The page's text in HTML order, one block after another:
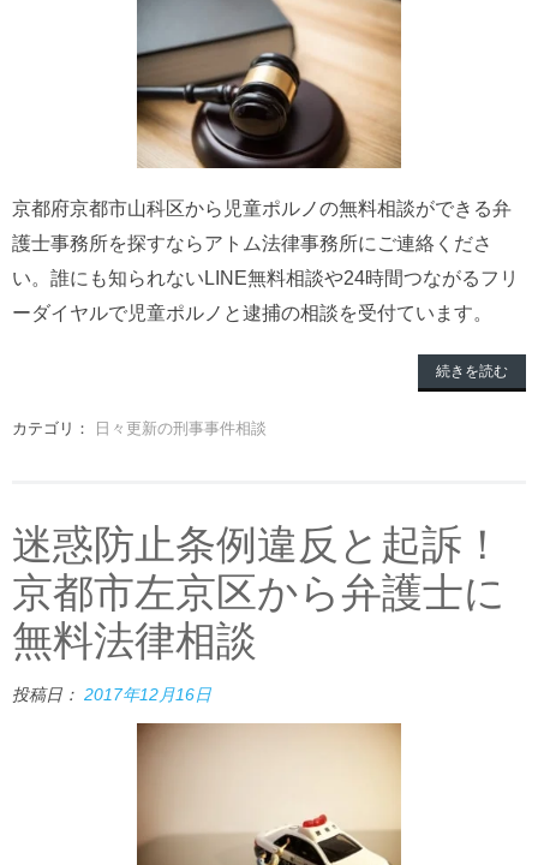
京都府京都市山科区から児童ポルノの無料相談ができる弁
護士事務所を探すならアトム法律事務所にご連絡くださ
い。誰にも知られないLINE無料相談や24時間つながるフリ
ーダイヤルで児童ポルノと逮捕の相談を受付ています。
続きを読む
カテゴリ： 日々更新の刑事事件相談
迷惑防止条例違反と起訴！
京都市左京区から弁護士に
無料法律相談
投稿日： 2017年12月16日